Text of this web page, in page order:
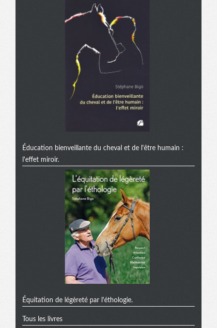
Éducation bienveillante du cheval et de l'être humain :
l'effet miroir.
Équitation de légèreté par l'éthologie.
Tous les livres